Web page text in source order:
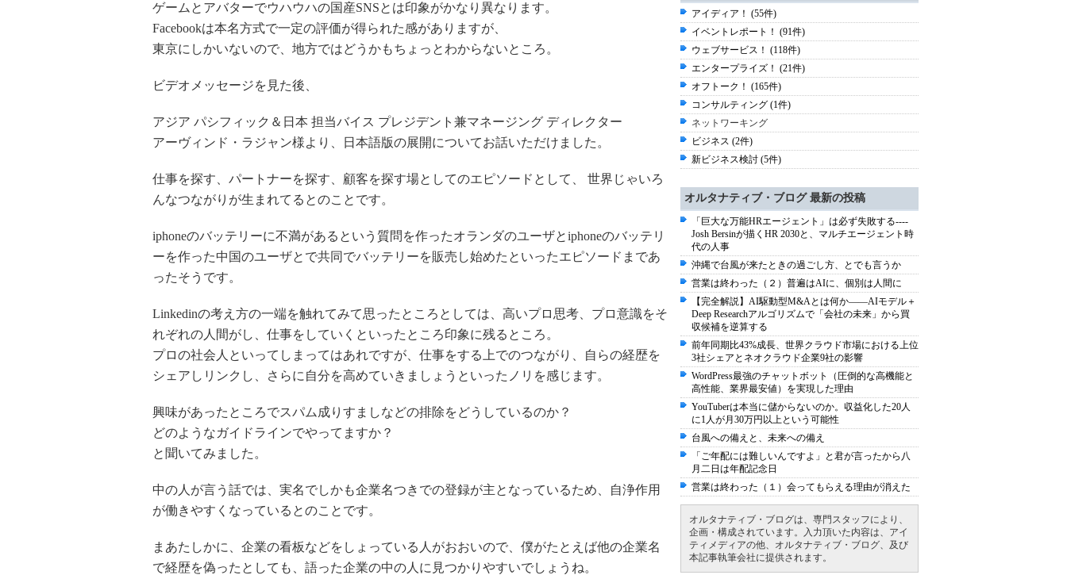
ゲームとアバターでウハウハの国産SNSとは印象がかなり異なります。
Facebookは本名方式で一定の評価が得られた感がありますが、
東京にしかいないので、地方ではどうかもちょっとわからないところ。
ビデオメッセージを見た後、
アジア パシフィック＆日本 担当バイス プレジデント兼マネージング ディレクター
アーヴィンド・ラジャン様より、日本語版の展開についてお話いただけました。
仕事を探す、パートナーを探す、顧客を探す場としてのエピソードとして、 世界じゃいろ
んなつながりが生まれてるとのことです。
iphoneのバッテリーに不満があるという質問を作ったオランダのユーザとiphoneのバッテリ
ーを作った中国のユーザとで共同でバッテリーを販売し始めたといったエピソードまであ
ったそうです。
Linkedinの考え方の一端を触れてみて思ったところとしては、高いプロ思考、プロ意識をそ
れぞれの人間がし、仕事をしていくといったところ印象に残るところ。
プロの社会人といってしまってはあれですが、仕事をする上でのつながり、自らの経歴を
シェアしリンクし、さらに自分を高めていきましょうといったノリを感じます。
興味があったところでスパム成りすましなどの排除をどうしているのか？
どのようなガイドラインでやってますか？
と聞いてみました。
中の人が言う話では、実名でしかも企業名つきでの登録が主となっているため、自浄作用
が働きやすくなっているとのことです。
まあたしかに、企業の看板などをしょっている人がおおいので、僕がたとえば他の企業名
で経歴を偽ったとしても、語った企業の中の人に見つかりやすいでしょうね。
アイディア！ (55件)
イベントレポート！ (91件)
ウェブサービス！ (118件)
エンタープライズ！ (21件)
オフトーク！ (165件)
コンサルティング (1件)
ネットワーキング
ビジネス (2件)
新ビジネス検討 (5件)
オルタナティブ・ブログ 最新の投稿
「巨大な万能HRエージェント」は必ず失敗する----
Josh Bersinが描くHR 2030と、マルチエージェント時
代の人事
沖縄で台風が来たときの過ごし方、とでも言うか
営業は終わった（２）普遍はAIに、個別は人間に
【完全解説】AI駆動型M&Aとは何か――AIモデル＋
Deep Researchアルゴリズムで「会社の未来」から買
収候補を逆算する
前年同期比43%成長、世界クラウド市場における上位
3社シェアとネオクラウド企業9社の影響
WordPress最強のチャットボット（圧倒的な高機能と
高性能、業界最安値）を実現した理由
YouTuberは本当に儲からないのか。収益化した20人
に1人が月30万円以上という可能性
台風への備えと、未来への備え
「ご年配には難しいんですよ」と君が言ったから八
月二日は年配記念日
営業は終わった（１）会ってもらえる理由が消えた
オルタナティブ・ブログは、専門スタッフにより、
企画・構成されています。入力頂いた内容は、アイ
ティメディアの他、オルタナティブ・ブログ、及び
本記事執筆会社に提供されます。